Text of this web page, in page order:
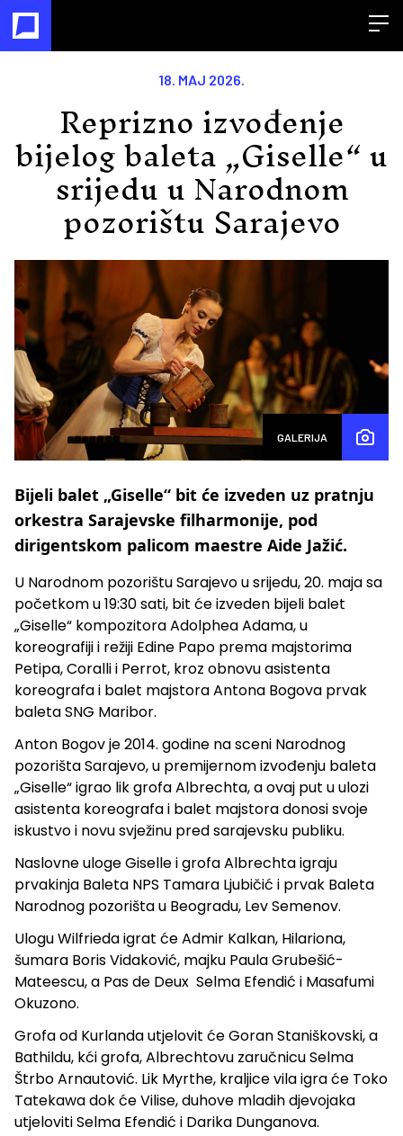
18. MAJ 2026.
Reprizno izvođenje
bijelog baleta „Giselle“ u
srijedu u Narodnom
pozorištu Sarajevo
GALERIJA
Bijeli balet „Giselle“ bit će izveden uz pratnju
orkestra Sarajevske filharmonije, pod
dirigentskom palicom maestre Aide Jažić.
U Narodnom pozorištu Sarajevo u srijedu, 20. maja sa
početkom u 19:30 sati, bit će izveden bijeli balet
„Giselle“ kompozitora Adolphea Adama, u
koreografiji i režiji Edine Papo prema majstorima
Petipa, Coralli i Perrot, kroz obnovu asistenta
koreografa i balet majstora Antona Bogova prvak
baleta SNG Maribor.
Anton Bogov je 2014. godine na sceni Narodnog
pozorišta Sarajevo, u premijernom izvođenju baleta
„Giselle“ igrao lik grofa Albrechta, a ovaj put u ulozi
asistenta koreografa i balet majstora donosi svoje
iskustvo i novu svježinu pred sarajevsku publiku.
Naslovne uloge Giselle i grofa Albrechta igraju
prvakinja Baleta NPS Tamara Ljubičić i prvak Baleta
Narodnog pozorišta u Beogradu, Lev Semenov.
Ulogu Wilfrieda igrat će Admir Kalkan, Hilariona,
šumara Boris Vidaković, majku Paula Grubešić-
Mateescu, a Pas de Deux Selma Efendić i Masafumi
Okuzono.
Grofa od Kurlanda utjelovit će Goran Staniškovski, a
Bathildu, kći grofa, Albrechtovu zaručnicu Selma
Štrbo Arnautović. Lik Myrthe, kraljice vila igra će Toko
Tatekawa dok će Vilise, duhove mladih djevojaka
utjeloviti Selma Efendić i Darika Dunganova.